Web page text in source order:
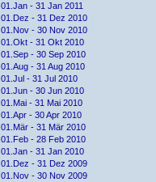
01.Jan - 31 Jan 2011
01.Dez - 31 Dez 2010
01.Nov - 30 Nov 2010
01.Okt - 31 Okt 2010
01.Sep - 30 Sep 2010
01.Aug - 31 Aug 2010
01.Jul - 31 Jul 2010
01.Jun - 30 Jun 2010
01.Mai - 31 Mai 2010
01.Apr - 30 Apr 2010
01.Mär - 31 Mär 2010
01.Feb - 28 Feb 2010
01.Jan - 31 Jan 2010
01.Dez - 31 Dez 2009
01.Nov - 30 Nov 2009